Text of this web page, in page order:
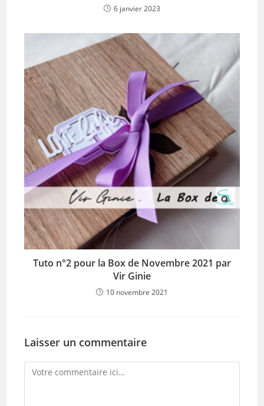
6 janvier 2023
Tuto n°2 pour la Box de Novembre 2021 par
Vir Ginie
10 novembre 2021
Laisser un commentaire
Comment